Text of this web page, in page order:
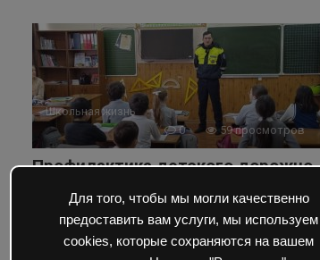
Для того, чтобы мы могли качественно
предоставить вам услуги, мы используем
cookies, которые сохраняются на вашем
Школьная жизнь
0
59 просмотров
Профилактика детского дорожно-
травматизма особенно актуальна в зимний период,
когда на улице скользко! Сегодня